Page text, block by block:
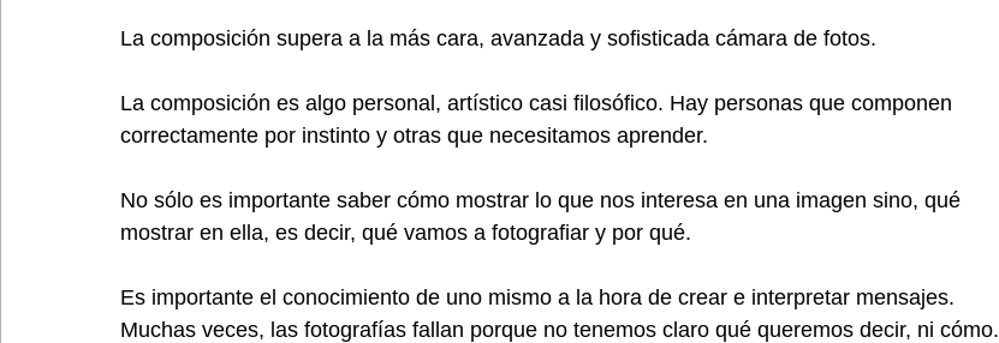
La composición supera a la más cara, avanzada y sofisticada cámara de fotos.
La composición es algo personal, artístico casi filosófico. Hay personas que componen
correctamente por instinto y otras que necesitamos aprender.
No sólo es importante saber cómo mostrar lo que nos interesa en una imagen sino, qué
mostrar en ella, es decir, qué vamos a fotografiar y por qué.
Es importante el conocimiento de uno mismo a la hora de crear e interpretar mensajes.
Muchas veces, las fotografías fallan porque no tenemos claro qué queremos decir, ni cómo.